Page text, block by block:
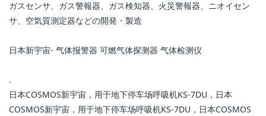
ガスセンサ、ガス警報器、ガス検知器、火災警報器、ニオイセン
サ、空気質測定器などの開発・製造
日本新宇宙- 气体报警器 可燃气体探测器 气体检测仪
.
日本COSMOS新宇宙，用于地下停车场呼吸机KS-7DU，日本
COSMOS新宇宙，用于地下停车场呼吸机KS-7DU，日本COSMOS